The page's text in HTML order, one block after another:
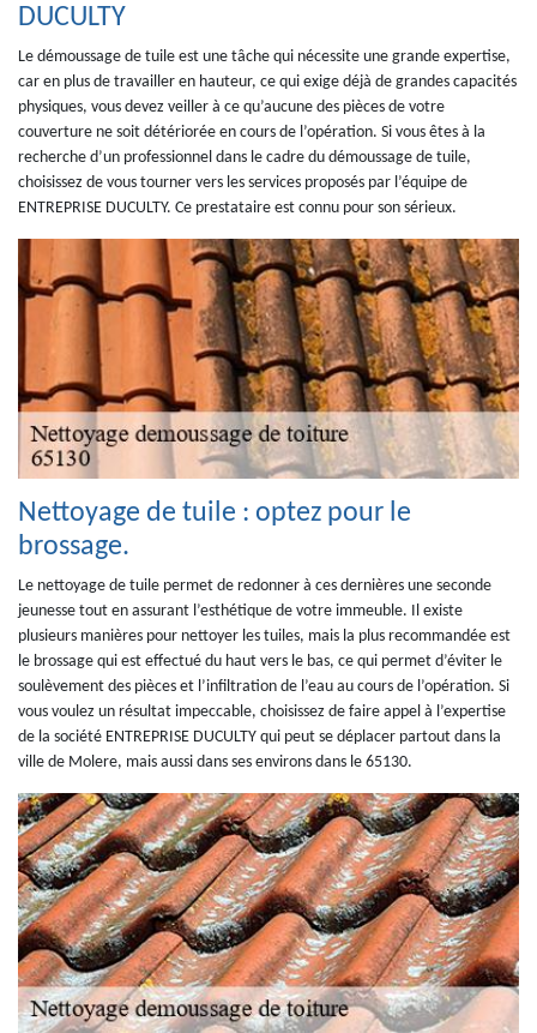
DUCULTY
Le démoussage de tuile est une tâche qui nécessite une grande expertise,
car en plus de travailler en hauteur, ce qui exige déjà de grandes capacités
physiques, vous devez veiller à ce qu’aucune des pièces de votre
couverture ne soit détériorée en cours de l’opération. Si vous êtes à la
recherche d’un professionnel dans le cadre du démoussage de tuile,
choisissez de vous tourner vers les services proposés par l’équipe de
ENTREPRISE DUCULTY. Ce prestataire est connu pour son sérieux.
Nettoyage de tuile : optez pour le
brossage.
Le nettoyage de tuile permet de redonner à ces dernières une seconde
jeunesse tout en assurant l’esthétique de votre immeuble. Il existe
plusieurs manières pour nettoyer les tuiles, mais la plus recommandée est
le brossage qui est effectué du haut vers le bas, ce qui permet d’éviter le
soulèvement des pièces et l’infiltration de l’eau au cours de l’opération. Si
vous voulez un résultat impeccable, choisissez de faire appel à l’expertise
de la société ENTREPRISE DUCULTY qui peut se déplacer partout dans la
ville de Molere, mais aussi dans ses environs dans le 65130.